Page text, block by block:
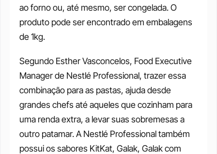
ao forno ou, até mesmo, ser congelada. O
produto pode ser encontrado em embalagens
de 1kg.
Segundo Esther Vasconcelos, Food Executive
Manager de Nestlé Professional, trazer essa
combinação para as pastas, ajuda desde
grandes chefs até aqueles que cozinham para
uma renda extra, a levar suas sobremesas a
outro patamar. A Nestlé Professional também
possui os sabores KitKat, Galak, Galak com